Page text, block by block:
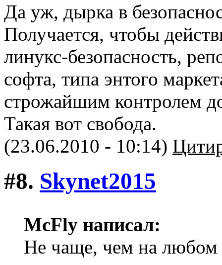
Да уж, дырка в
Получается, чтобы
линукс-безопасность,
софта, типа энтого
строжайшим контролем
Такая вот свобода.
(23.06.2010 - 10:14)
#8. Skynet2015
McFly написал:
Не чаще, чем на любом